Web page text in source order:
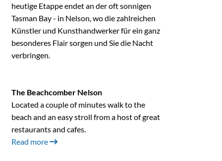
heutige Etappe endet an der oft sonnigen
Tasman Bay - in Nelson, wo die zahlreichen
Künstler und Kunsthandwerker für ein ganz
besonderes Flair sorgen und Sie die Nacht
verbringen.
The Beachcomber Nelson
Located a couple of minutes walk to the
beach and an easy stroll from a host of great
restaurants and cafes.
Read more